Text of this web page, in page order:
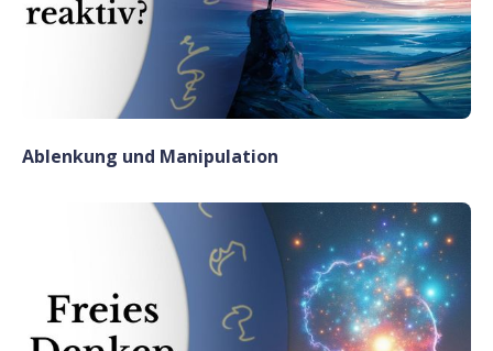
Ablenkung und Manipulation